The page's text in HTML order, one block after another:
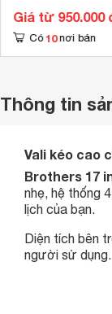
Giá từ 950.000
Có 10 nơi bán
Thông tin
Vali kéo cao
Brothers 17
nhẹ, hệ thống
lịch của bạn.
Diện tích bên
người sử dụng.